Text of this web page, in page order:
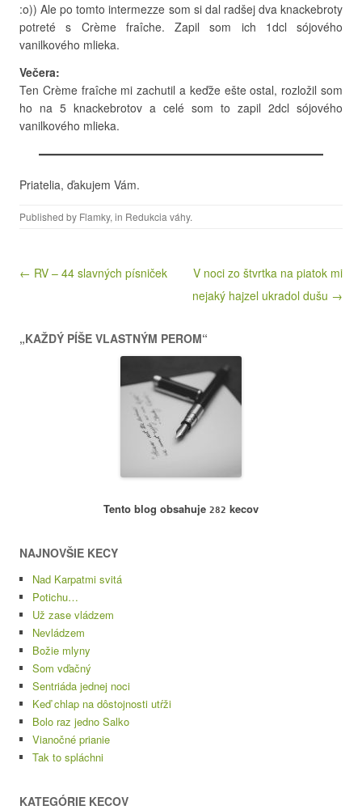
:o)) Ale po tomto intermezze som si dal radšej dva knackebroty
potreté s Crème fraîche. Zapil som ich 1dcl sójového
vanilkového mlieka.
Večera:
Ten Crème fraîche mi zachutil a keďže ešte ostal, rozložil som
ho na 5 knackebrotov a celé som to zapil 2dcl sójového
vanilkového mlieka.
Priatelia, ďakujem Vám.
Published by Flamky, in Redukcia váhy.
Post navigation
← RV – 44 slavných písniček
V noci zo štvrtka na piatok mi
nejaký hajzel ukradol dušu →
„KAŽDÝ PÍŠE VLASTNÝM PEROM“
Tento blog obsahuje 282 kecov
NAJNOVŠIE KECY
Nad Karpatmi svitá
Potichu…
Už zase vládzem
Nevládzem
Božie mlyny
Som vďačný
Sentriáda jednej noci
Keď chlap na dôstojnosti utŕži
Bolo raz jedno Salko
Vianočné prianie
Tak to spláchni
KATEGÓRIE KECOV